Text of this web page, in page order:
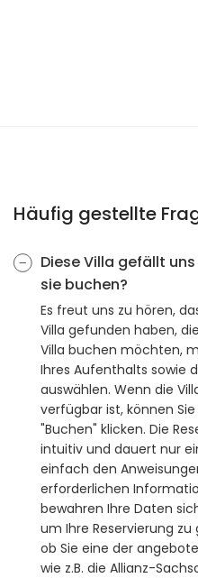
Häufig gestellte
Diese Villa gefällt
sie buchen?
Es freut uns zu hören,
Villa gefunden haben,
Villa buchen möchten,
Ihres Aufenthalts sowie
auswählen. Wenn die
verfügbar ist, können
"Buchen" klicken. Die
intuitiv und dauert nur
einfach den
erforderlichen
bewahren Ihre Daten
um Ihre Reservierung
ob Sie eine der
wie z.B. die Allianz-